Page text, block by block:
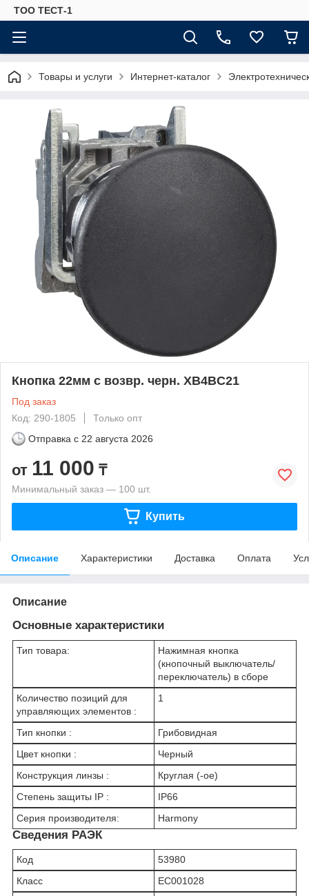
ТОО ТЕСТ-1
Товары и услуги Интернет-каталог
Кнопка 22мм с возвр. черн. XB4BC21
Под заказ
Код: 290-1805
Только опт
Отправка с 22 августа 2026
от 11 000 ₸
Минимальный заказ — 100 шт.
Купить
Описание Характеристики Доставка Оплата
Описание
Основные характеристики
Тип товара:
Нажимная кнопка
(кнопочный выключатель/
переключатель) в сборе
Количество позиций для
управляющих элементов :
1
Тип кнопки :
Грибовидная
Цвет кнопки :
Черный
Конструкция линзы :
Круглая (-ое)
Степень защиты IP :
IP66
Серия производителя:
Harmony
Сведения РАЭК
Код
53980
Класс
EC001028